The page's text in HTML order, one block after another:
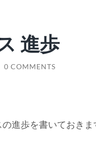
進歩
0 COMMENTS
進歩を書いておきま